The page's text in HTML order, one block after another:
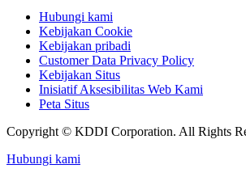
Hubungi kami
Kebijakan Cookie
Kebijakan pribadi
Customer Data Privacy Policy
Kebijakan Situs
Inisiatif Aksesibilitas Web Kami
Peta Situs
Copyright © KDDI Corporation. All Rights
Hubungi kami